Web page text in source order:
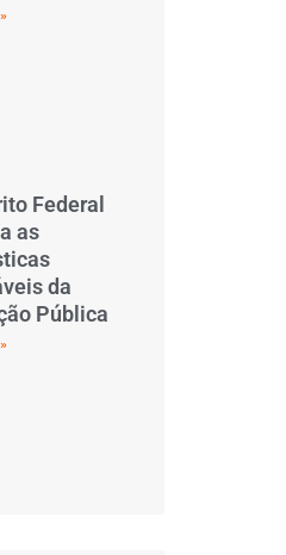
Federal
as
da
Pública